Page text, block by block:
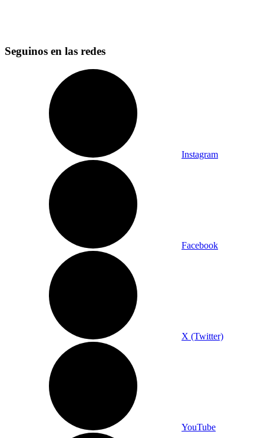
Seguinos en las redes
Instagram
Facebook
X (Twitter)
YouTube